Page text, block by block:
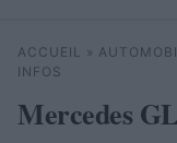
Rechercher
ACCUEIL »
INFOS
Mercedes